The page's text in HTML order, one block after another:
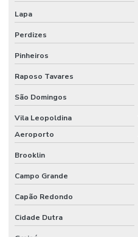
Lapa
Perdizes
Pinheiros
Raposo Tavares
São Domingos
Vila Leopoldina
Aeroporto
Brooklin
Campo Grande
Capão Redondo
Cidade Dutra